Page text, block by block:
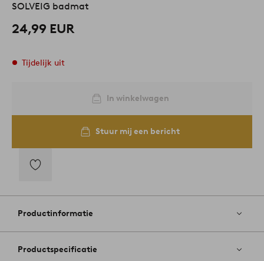
SOLVEIG badmat
24,99 EUR
Tijdelijk uit
In winkelwagen
Stuur mij een bericht
aan
favorieten
Productinformatie
Productspecificatie